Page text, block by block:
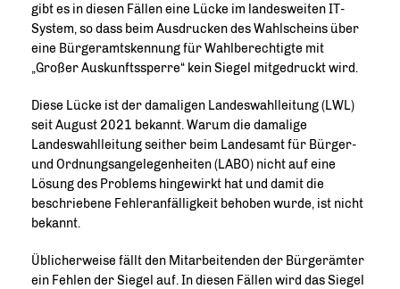
gibt es in diesen Fällen eine Lücke im landesweiten IT-
System, so dass beim Ausdrucken des Wahlscheins über
eine Bürgeramtskennung für Wahlberechtigte mit
Großer Auskunftssperre“ kein Siegel mitgedruckt wird.
Diese Lücke ist der damaligen Landeswahlleitung (LWL)
seit August 2021 bekannt. Warum die damalige
Landeswahlleitung seither beim Landesamt für Bürger-
und Ordnungsangelegenheiten (LABO) nicht auf eine
Lösung des Problems hingewirkt hat und damit die
beschriebene Fehleranfälligkeit behoben wurde, ist nicht
bekannt.
Üblicherweise fällt den Mitarbeitenden der Bürgerämter
ein Fehlen der Siegel auf. In diesen Fällen wird das Siegel